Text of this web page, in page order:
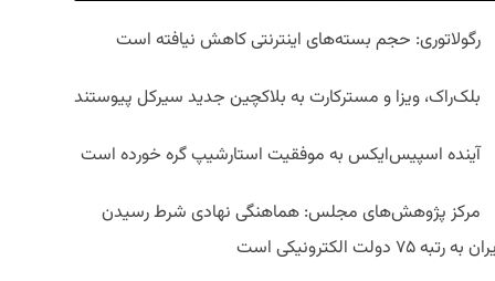
رگولاتوری: حجم بسته‌های اینترنتی کاهش نیافته است
بلک‌راک، ویزا و مسترکارت به بلاکچین جدید سیرکل پیوستند
آینده اسپیس‌ایکس به موفقیت استارشیپ گره خورده است
مرکز پژوهش‌های مجلس: هماهنگی نهادی شرط رسیدن
به رتبه ۷۵ دولت الکترونیکی است